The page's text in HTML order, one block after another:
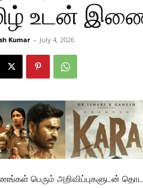
உடன்
Kumar - July 4, 2026
பெரும் அறிவிப்புகளுடன்